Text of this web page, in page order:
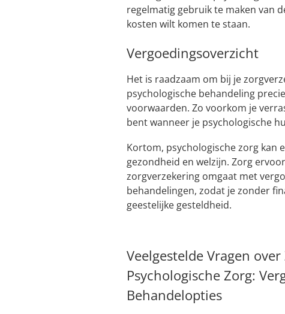
regelmatig gebruik te maken van
kosten wilt komen te staan.
Vergoedingsoverzicht
Het is raadzaam om bij je
psychologische behandeling
voorwaarden. Zo voorkom je
bent wanneer je psychologische
Kortom, psychologische zorg kan
gezondheid en welzijn. Zorg
zorgverzekering omgaat met
behandelingen, zodat je zonder
geestelijke gesteldheid.
Veelgestelde Vragen
Psychologische Zorg:
Behandelopties